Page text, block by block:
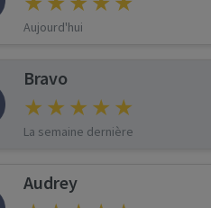
Aujourd'hui
Bravo
La semaine dernière
Audrey